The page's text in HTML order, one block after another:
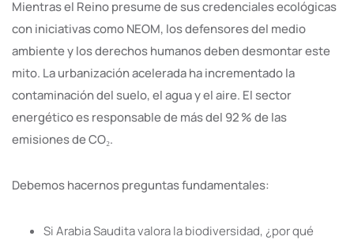
Mientras el Reino presume de sus credenciales ecológicas
con iniciativas como NEOM, los defensores del medio
ambiente y los derechos humanos deben desmontar este
mito. La urbanización acelerada ha incrementado la
contaminación del suelo, el agua y el aire. El sector
energético es responsable de más del 92 % de las
emisiones de CO₂.
Debemos hacernos preguntas fundamentales:
Si Arabia Saudita valora la biodiversidad, ¿por qué